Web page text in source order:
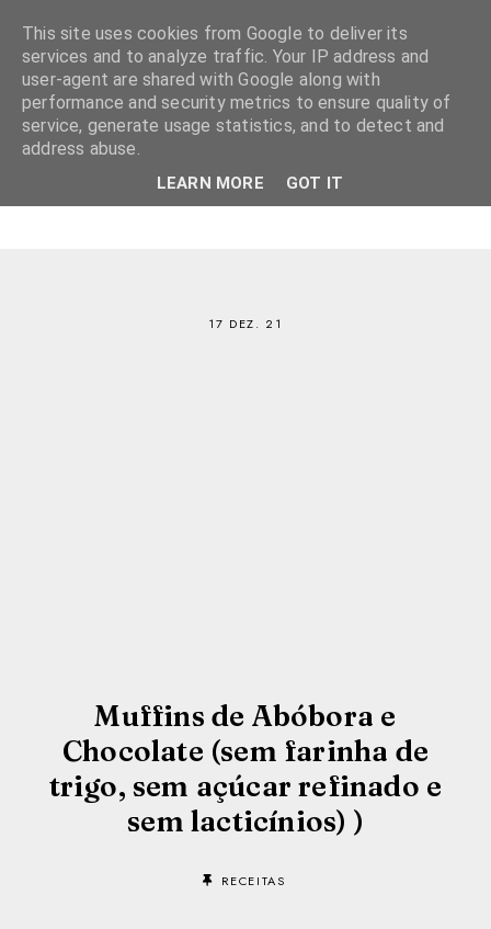
17 DEZ. 21
Muffins de Abóbora e
Chocolate (sem farinha de
trigo, sem açúcar refinado e
sem lacticínios) )
RECEITAS
This site uses cookies from Google to deliver its
services and to analyze traffic. Your IP address and
user-agent are shared with Google along with
performance and security metrics to ensure quality of
service, generate usage statistics, and to detect and
address abuse.
LEARN MORE GOT IT